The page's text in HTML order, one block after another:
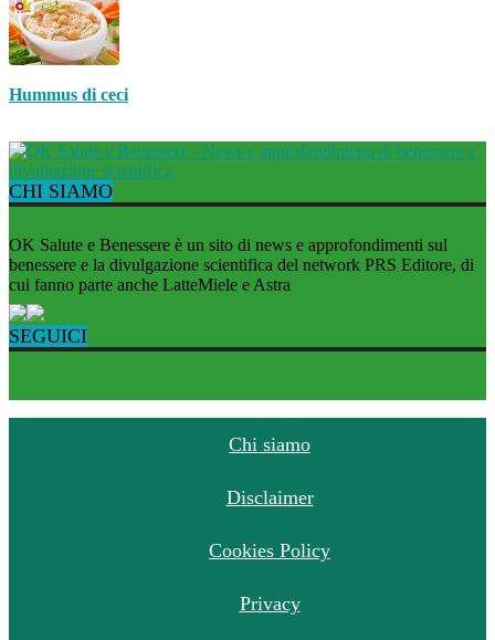
Hummus di ceci
CHI SIAMO
OK Salute e Benessere è un sito di news e approfondimenti sul
benessere e la divulgazione scientifica del network PRS Editore, di
cui fanno parte anche LatteMiele e Astra
SEGUICI
Chi siamo
Disclaimer
Cookies Policy
Privacy